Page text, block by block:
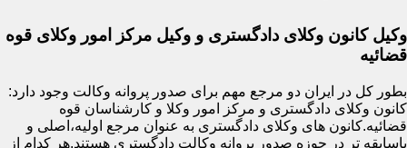
وکیل کانون وکلای دادگستری و وکیل مرکز امور وکلای قوه
قضائیه
بطور کل در ایران دو مرجع مهم برای صدور پروانه وکالت وجود دارد:
کانون وکلای دادگستری و مرکز امور وکلا و کارشناسان قوه
قضائیه.کانون های وکلای دادگستری به عنوان مرجع اولیه،اصلی و
باسابقه تر در حوزه صدور پروانه وکالت دادگستری هستند.هر کدام از